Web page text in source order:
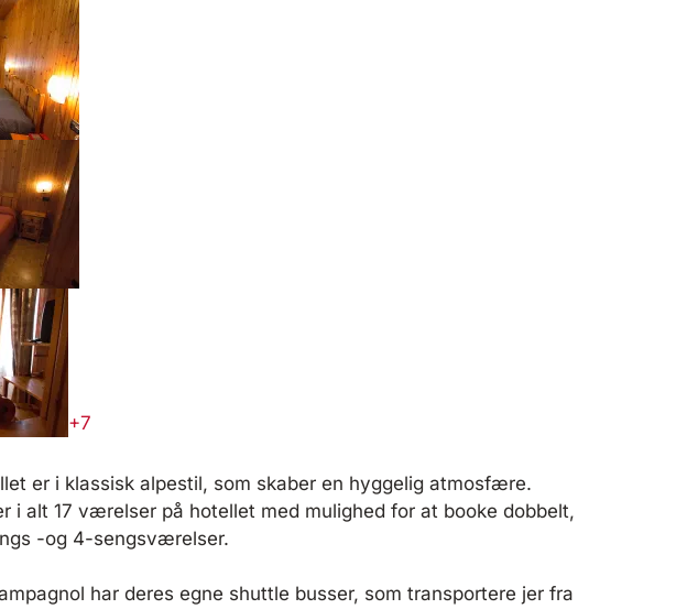
+7
er i klassisk alpestil, som skaber en hyggelig atmosfære.
i alt 17 værelser på hotellet med mulighed for at booke dobbelt,
-og 4-sengsværelser.
har deres egne shuttle busser, som transportere jer fra